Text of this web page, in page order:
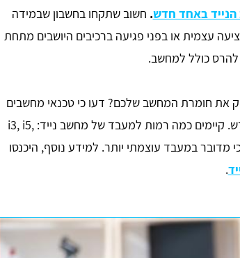
באחד חדש. חשוב שתקחו בחשבון שבמידה
עצמית או בפני פגיעה ברכיבים היושבים מתחת
להרס כולל למחשב.
את חומרת המחשב שלכם? דעו כי טכנאי מחשבים
יוכל לפרק את המעבד הישן ולהתקין אחד חדש. קיימים כמה רמות למעבד של מחשב נייד: i3, i5,
.